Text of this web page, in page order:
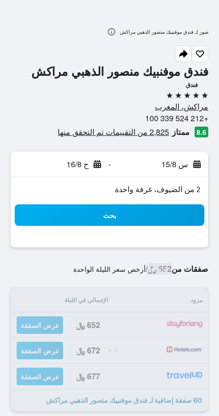
فندق موفنبيك منصور الذهبي مراكش
فندق
5 نجوم
مراكش، المغرب
+212 524 339 100
8.6 ممتاز 2,825 من التقييمات تم التحقق منها
س 15/8 - ح 16/8
2 من الضيوف، غرفة واحدة
بحث
صفقات من652 ﷼ /أرخص سعر الليلة الواحدة
مزود الإجمالي في الليلة
652 ﷼ عرض الصفقة
672 ﷼ عرض الصفقة
677 ﷼ عرض الصفقة
60 صفقة إضافية لـ فندق موفنبيك منصور الذهبي مراكش
صور لـ فندق موفنبيك منصور الذهبي مراكش